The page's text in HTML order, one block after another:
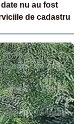
nu au fost
de cadastru